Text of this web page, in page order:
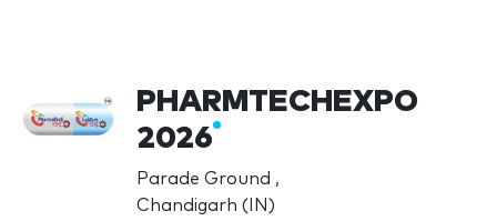
PHARMTECHEXPO
2026
Parade Ground ,
Chandigarh (IN)